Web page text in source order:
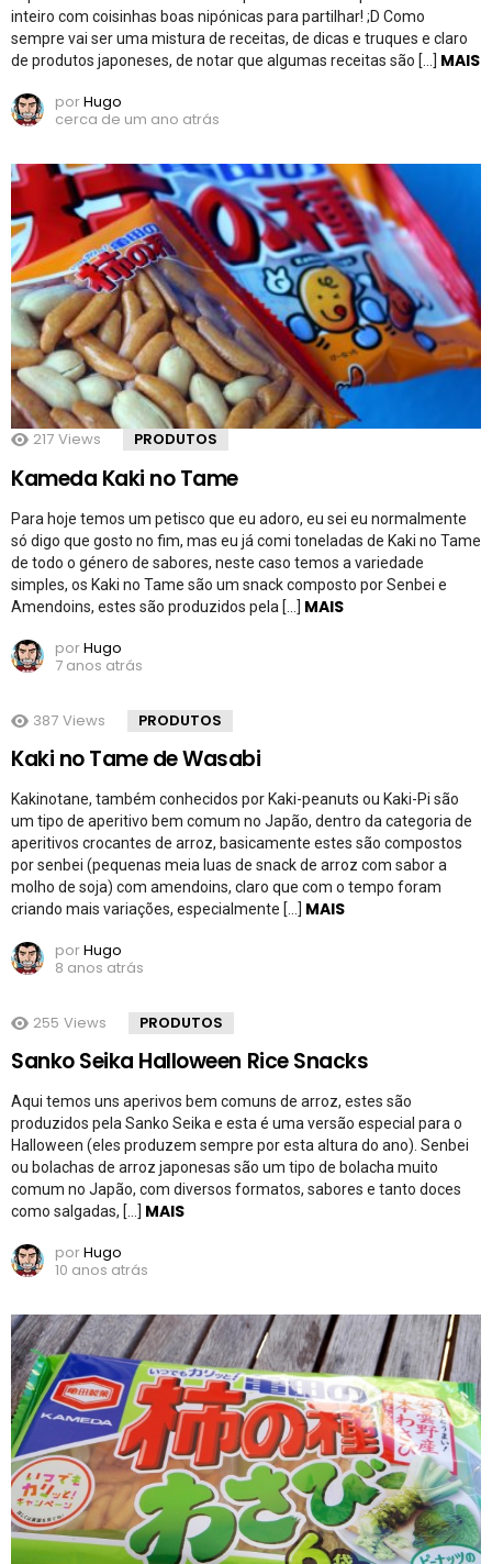
inteiro com coisinhas boas nipónicas para partilhar! ;D Como
sempre vai ser uma mistura de receitas, de dicas e truques e claro
de produtos japoneses, de notar que algumas receitas são […] MAIS
porHugo
cerca de um ano atrás
217 Views PRODUTOS
Kameda Kaki no Tame
Para hoje temos um petisco que eu adoro, eu sei eu normalmente
só digo que gosto no fim, mas eu já comi toneladas de Kaki no Tame
de todo o género de sabores, neste caso temos a variedade
simples, os Kaki no Tame são um snack composto por Senbei e
Amendoins, estes são produzidos pela […] MAIS
porHugo
7 anos atrás
387 Views PRODUTOS
Kaki no Tame de Wasabi
Kakinotane, também conhecidos por Kaki-peanuts ou Kaki-Pi são
um tipo de aperitivo bem comum no Japão, dentro da categoria de
aperitivos crocantes de arroz, basicamente estes são compostos
por senbei (pequenas meia luas de snack de arroz com sabor a
molho de soja) com amendoins, claro que com o tempo foram
criando mais variações, especialmente […] MAIS
porHugo
8 anos atrás
255 Views PRODUTOS
Sanko Seika Halloween Rice Snacks
Aqui temos uns aperivos bem comuns de arroz, estes são
produzidos pela Sanko Seika e esta é uma versão especial para o
Halloween (eles produzem sempre por esta altura do ano). Senbei
ou bolachas de arroz japonesas são um tipo de bolacha muito
comum no Japão, com diversos formatos, sabores e tanto doces
como salgadas, […] MAIS
porHugo
10 anos atrás